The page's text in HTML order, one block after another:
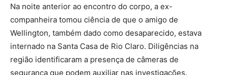
Na noite anterior ao encontro do corpo, a ex-
companheira tomou ciência de que o amigo de
Wellington, também dado como desaparecido, estava
internado na Santa Casa de Rio Claro. Diligências na
região identificaram a presença de câmeras de
segurança que podem auxiliar nas investigações.